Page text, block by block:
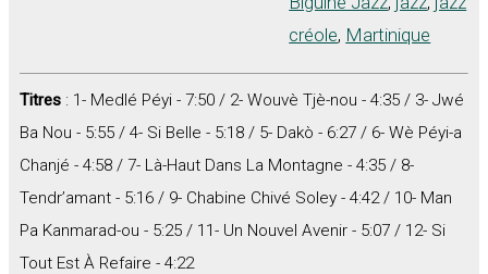
créole, Martinique
Titres : 1- Medlé Péyi - 7:50 / 2- Wouvè Tjè-nou - 4:35 / 3- Jwé
Ba Nou - 5:55 / 4- Si Belle - 5:18 / 5- Dakò - 6:27 / 6- Wè Péyi-a
Chanjé - 4:58 / 7- Là-Haut Dans La Montagne - 4:35 / 8-
Tendr’amant - 5:16 / 9- Chabine Chivé Soley - 4:42 / 10- Man
Pa Kanmarad-ou - 5:25 / 11- Un Nouvel Avenir - 5:07 / 12- Si
Tout Est À Refaire - 4:22